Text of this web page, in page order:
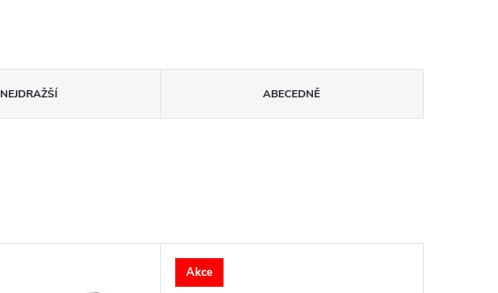
NEJDRAŽŠÍ ABECEDNĚ
Akce